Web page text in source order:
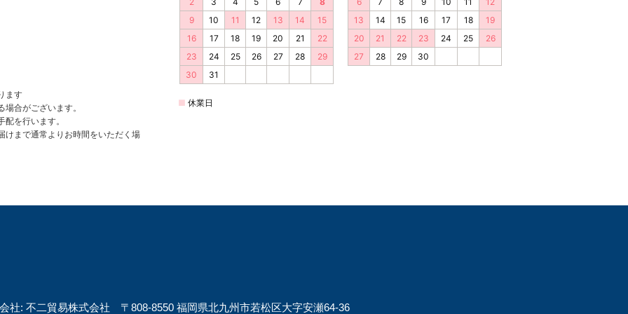
社: 不二貿易株式会社 〒808-8550 福岡県北九州市若松区大字安瀬64-36